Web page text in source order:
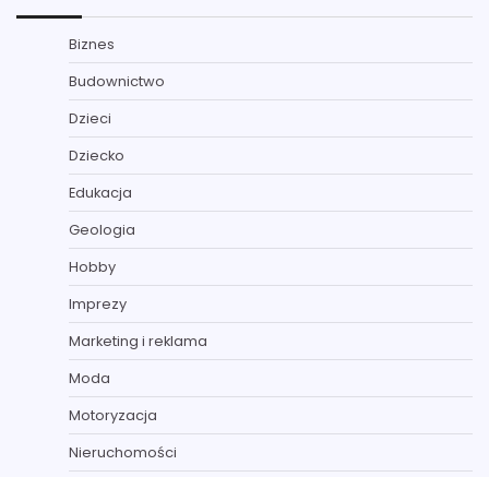
Biznes
Budownictwo
Dzieci
Dziecko
Edukacja
Geologia
Hobby
Imprezy
Marketing i reklama
Moda
Motoryzacja
Nieruchomości